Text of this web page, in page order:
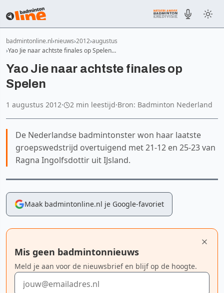
badmintonline.nl nieuws 2012 augustus
Yao Jie naar achtste finales op Spelen…
Yao Jie naar achtste finales op
Spelen
1 augustus 2012· 2 min leestijd·Bron: Badminton Nederland
De Nederlandse badmintonster won haar laatste
groepswedstrijd overtuigend met 21-12 en 25-23 van
Ragna Ingolfsdottir uit IJsland.
Maak badmintonline.nl je Google-favoriet
Mis geen badmintonnieuws
Meld je aan voor de nieuwsbrief en blijf op de hoogte.
E-mailadres